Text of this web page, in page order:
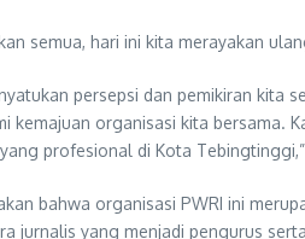
semua, hari ini kita merayakan
persepsi dan pemikiran kita
kemajuan organisasi kita bersama.
profesional di Kota
bahwa organisasi PWRI ini
jurnalis yang menjadi pengurus